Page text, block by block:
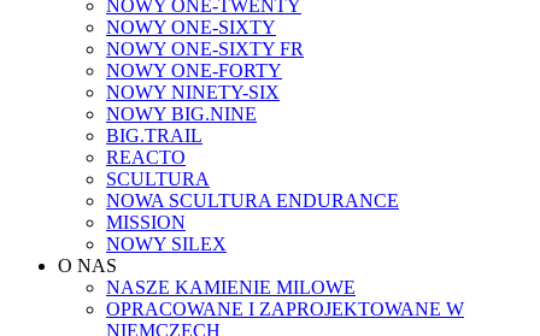
NOWY ONE-TWENTY
NOWY ONE-SIXTY
NOWY ONE-SIXTY FR
NOWY ONE-FORTY
NOWY NINETY-SIX
NOWY BIG.NINE
BIG.TRAIL
REACTO
SCULTURA
NOWA SCULTURA ENDURANCE
MISSION
NOWY SILEX
O NAS
NASZE KAMIENIE MILOWE
OPRACOWANE I ZAPROJEKTOWANE W
NIEMCZECH